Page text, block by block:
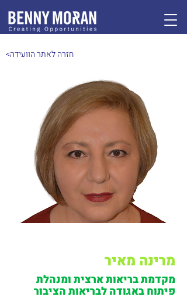
<חזרה לאתר הוועידה
מרינה מאיר
מקדמת בריאות ארצית ומנהלת
פיתוח באגודה לבריאות הציבור